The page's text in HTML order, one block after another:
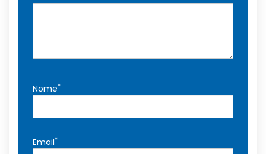
Nome*
Email*